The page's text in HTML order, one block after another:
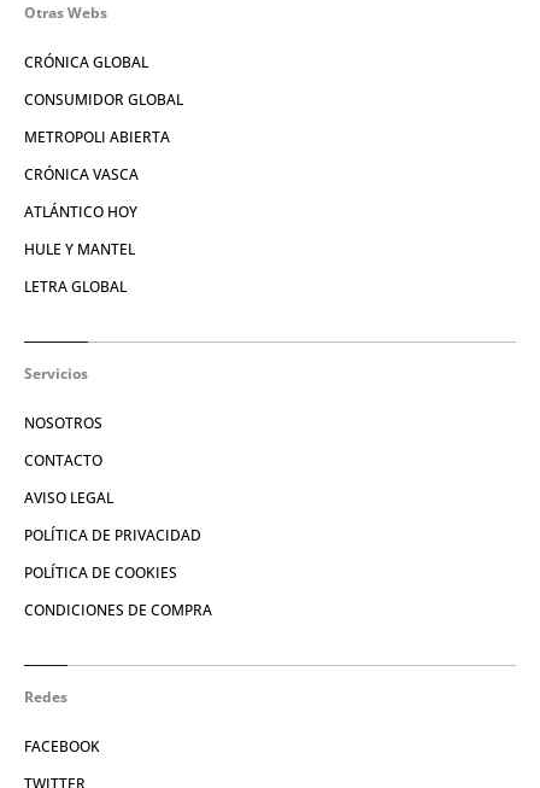
Otras Webs
CRÓNICA GLOBAL
CONSUMIDOR GLOBAL
METROPOLI ABIERTA
CRÓNICA VASCA
ATLÁNTICO HOY
HULE Y MANTEL
LETRA GLOBAL
Servicios
NOSOTROS
CONTACTO
AVISO LEGAL
POLÍTICA DE PRIVACIDAD
POLÍTICA DE COOKIES
CONDICIONES DE COMPRA
Redes
FACEBOOK
TWITTER